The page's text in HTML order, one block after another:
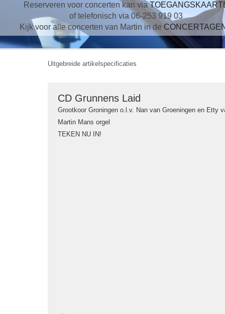
Reserveren voor concerten kan via
of telefonisch via 06-253 919 03
Kijk voor alle concerten van Martin in de
Uitgebreide artikelspecificaties
CD Grunnens Laid
Grootkoor Groningen o.l.v. Nan van Groeningen en Etty
Martin Mans orgel
TEKEN NU IN!